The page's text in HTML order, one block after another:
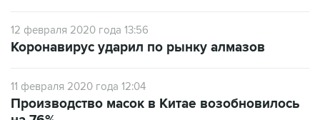
12 февраля 2020 года 13:56
Коронавирус ударил по рынку алмазов
11 февраля 2020 года 12:04
Производство масок в Китае возобновилось